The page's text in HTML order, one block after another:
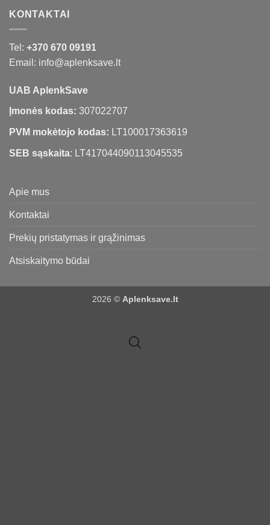
KONTAKTAI
Tel: +370 670 09191
Email: info@aplenksave.lt
UAB AplenkSave
Įmonės kodas: 307022707
PVM mokėtojo kodas: LT100017363619
SEB sąskaita: LT417044090113045535
Apie mus
Kontaktai
Prekių pristatymas ir grąžinimas
Atsiskaitymo būdai
2026 © Aplenksave.lt